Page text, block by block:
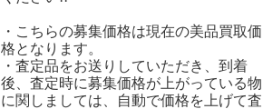
・こちらの募集価格は現在の美品買取価
格となります。
・査定品をお送りしていただき、到着
後、査定時に募集価格が上がっている物
に関しましては、自動で価格を上げて査